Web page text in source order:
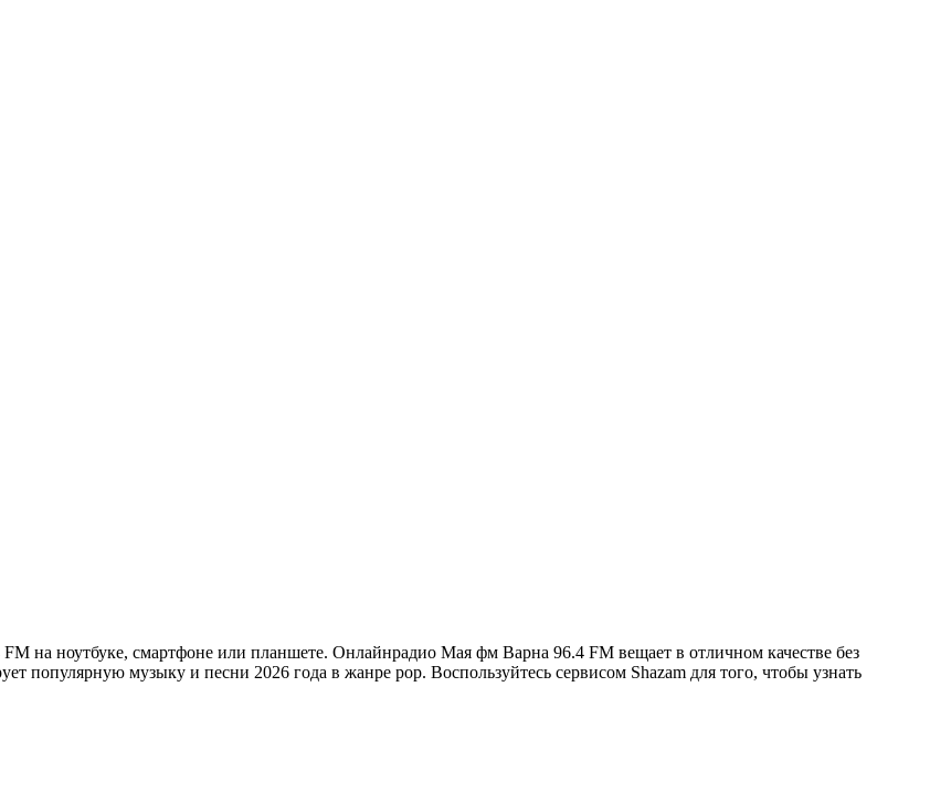
на ноутбуке, смартфоне или планшете. Онлайнрадио Мая фм Варна 96.4 FM вещает в отличном качестве без
популярную музыку и песни 2026 года в жанре pop. Воспользуйтесь сервисом Shazam для того, чтобы узнать